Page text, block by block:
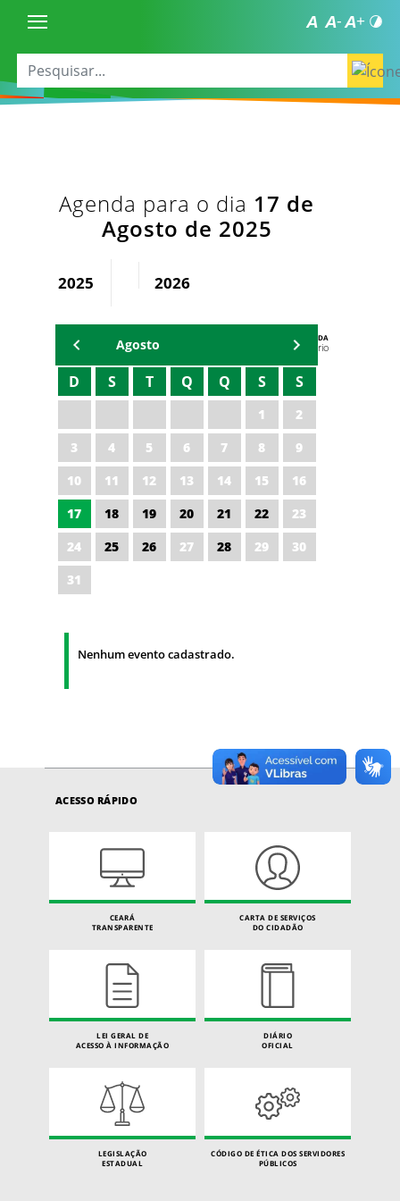
Agenda para o dia 17 de
Agosto de 2025
2025 2026
AGENDA
Secretário
Agosto
D S T Q Q S S
1
2
3
4 5 6 7 8
9
10
11 12 13 14 15
16
17
18 19 20 21 22
23
24
25 26 27 28 29
30
31
Nenhum evento cadastrado.
ACESSO RÁPIDO
CEARÁ
TRANSPARENTE
CARTA DE SERVIÇOS
DO CIDADÃO
LEI GERAL DE
ACESSO À INFORMAÇÃO
DIÁRIO
OFICIAL
LEGISLAÇÃO
ESTADUAL
CÓDIGO DE ÉTICA DOS SERVIDORES
PÚBLICOS